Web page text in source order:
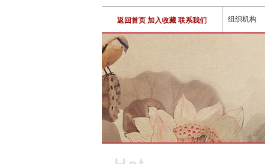
返回首页 加入收藏 联系我们 组织机构